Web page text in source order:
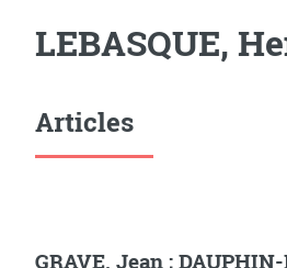
LEBASQUE,
Articles
GRAVE, Jean ;